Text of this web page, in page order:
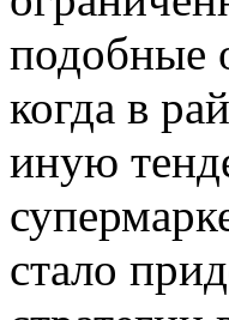
подобные
когда в
иную
стало